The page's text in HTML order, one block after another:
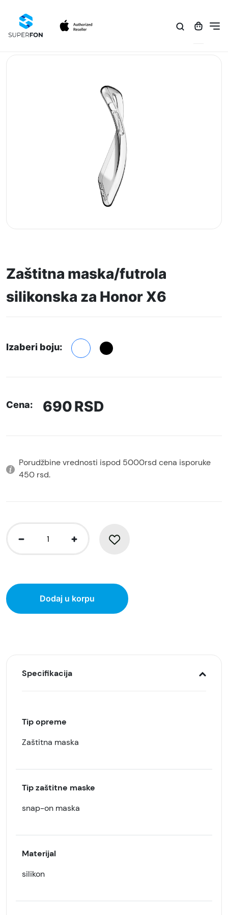
Zaštitna maska/futrola
silikonska za Honor X6
Izaberi boju:
Cena: 690RSD
Porudžbine vrednosti ispod 5000rsd cena isporuke
450 rsd.
Dodaj u korpu
Specifikacija
Tip opreme
Zaštitna maska
Tip zaštitne maske
snap-on maska
Materijal
silikon